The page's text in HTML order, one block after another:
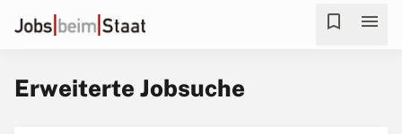
bookmark menu
Erweiterte Jobsuche